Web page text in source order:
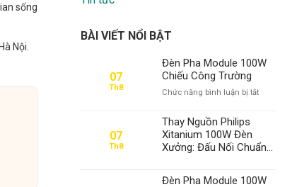
sống
Nội.
BÀI VIẾT NỔI BẬT
07
Th8
Đèn Pha Module 100W
Chiếu Công Trường
Chức năng bình luận bị tắtở
100W
Chiếu
Trường
07
Th8
Thay Nguồn Philips
Xitanium 100W Đèn
Xưởng: Đấu Nối Chuẩn
Đèn Pha Module 100W